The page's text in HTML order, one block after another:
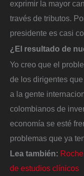
exprimir la mayor
través de tributos.
presidente es casi
¿El resultado de
Yo creo que el
de los dirigentes
a la gente
colombianos de
economía se esté
problemas que ya
Lea también:
de estudios clínicos